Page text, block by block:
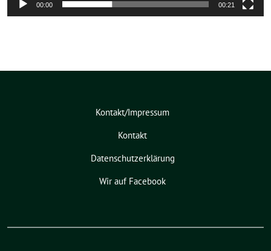
00:00 00:21
Kontakt/Impressum
Kontakt
Datenschutzerklärung
Wir auf Facebook